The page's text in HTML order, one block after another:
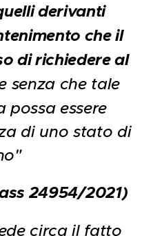
derivanti
che il
di richiedere al
senza che tale
possa essere
di uno stato di
24954/2021)
circa il fatto